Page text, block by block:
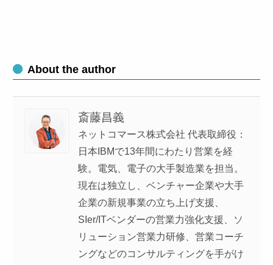
About the author
斎藤昌義
ネットコマース株式会社 代表取締役：
日本IBMで13年間にわたり営業を経
験。電気、電子の大手製造業を担当。
現在は独立し、ベンチャー企業や大手
企業の新規事業の立ち上げ支援、
SIer/ITベンダーの営業力強化支援、ソ
リューション営業力研修、営業コーチ
ングなどのコンサルティングを手がけ